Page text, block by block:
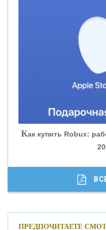
«ВНЕШПРОМБАНК»
«БАНК ГЛОБЭКС»
«СОВКОМБАНК»
«ГАЗПРОМБАНК»
«МОСКОВСКИЙ
Как купить Robux:
ПРЕДПОЧИТАЕТЕ